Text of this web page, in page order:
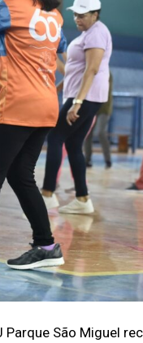
Parque São Miguel